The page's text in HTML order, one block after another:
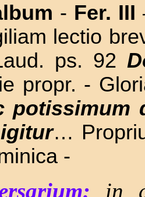
- Fer. III
lectio
ps. 92
propr. -
potissimum
…
-
in